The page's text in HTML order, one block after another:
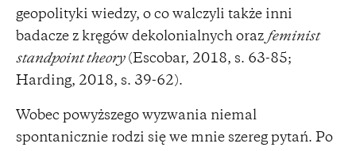
geopolityki wiedzy, o co walczyli także inni
badacze z kręgów dekolonialnych oraz feminist
standpoint theory(Escobar, 2018, s. 63-85;
Harding, 2018, s. 39-62).
Wobec powyższego wyzwania niemal
spontanicznie rodzi się we mnie szereg pytań. Po